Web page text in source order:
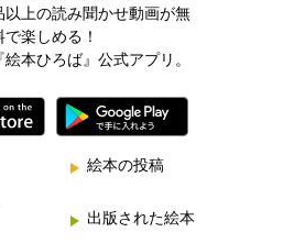
以上の読み聞かせ動画が無
で楽しめる！
絵本ひろば』公式アプリ。
絵本の投稿
出版された絵本